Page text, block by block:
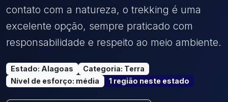
contato com a natureza, o trekking é uma
excelente opção, sempre praticado com
responsabilidade e respeito ao meio ambiente.
Estado: Alagoas Categoria: Terra
Nível de esforço: média 1 região neste estado